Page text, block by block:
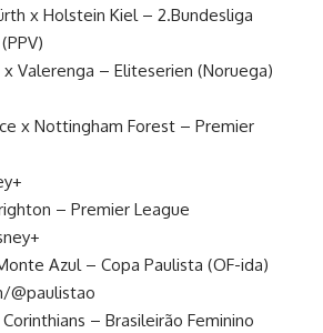
x Holstein Kiel – 2.Bundesliga
Valerenga – Eliteserien (Noruega)
x Nottingham Forest – Premier
– Premier League
Azul – Copa Paulista (OF-ida)
@paulistao
– Brasileirão Feminino